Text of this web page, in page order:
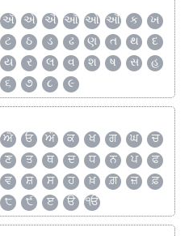
ઍ એ ઐ ઑ ઓ ઔ ક
ખ
ટ ઠ ડ ઢ ણ ત થ
દ
ય ર લ વ શ ષ સ
હ
૬ ૭ ૮ ૯
ਐ ਓ ਔ ਕ ਖ ਗ ਘ
ਚ
ਣ ਤ ਥ ਦ ਧ ਨ ਪ
ਫ
ਵ ਸ਼ ਸ ਹ ਖ਼ ਗ਼ ਜ਼
ਫ਼
੮ ੯ ੲ ੳ ੴ